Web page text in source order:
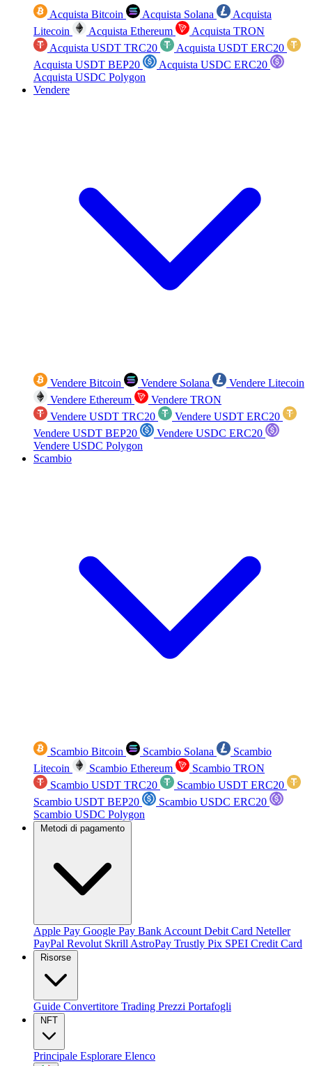
Acquista Bitcoin Acquista Solana
Acquista
Litecoin
Acquista Ethereum
Acquista TRON
Acquista USDT TRC20
Acquista USDT ERC20
Acquista USDT BEP20
Acquista USDC ERC20
Acquista USDC Polygon
Vendere
Vendere Bitcoin Vendere Solana
Vendere Litecoin
Vendere Ethereum
Vendere TRON
Vendere USDT TRC20
Vendere USDT ERC20
Vendere USDT BEP20
Vendere USDC ERC20
Vendere USDC Polygon
Scambio
Scambio Bitcoin Scambio Solana
Scambio
Litecoin
Scambio Ethereum
Scambio TRON
Scambio USDT TRC20
Scambio USDT ERC20
Scambio USDT BEP20
Scambio USDC ERC20
Scambio USDC Polygon
Metodi di pagamento
Apple Pay Google Pay Bank Account Debit Card Neteller
PayPal Revolut Skrill AstroPay Trustly Pix SPEI Credit Card
Risorse
Guide Convertitore Trading Prezzi Portafogli
NFT
Principale Esplorare Elenco